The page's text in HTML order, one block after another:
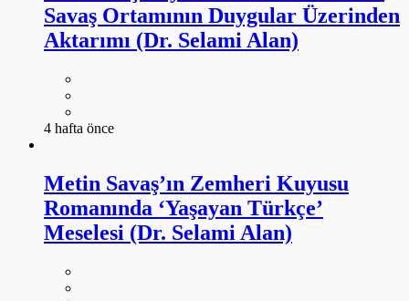
Savaş Ortamının Duygular Üzerinden
Aktarımı (Dr. Selami Alan)
4 hafta önce
Metin Savaş’ın Zemheri Kuyusu
Romanında ‘Yaşayan Türkçe’
Meselesi (Dr. Selami Alan)